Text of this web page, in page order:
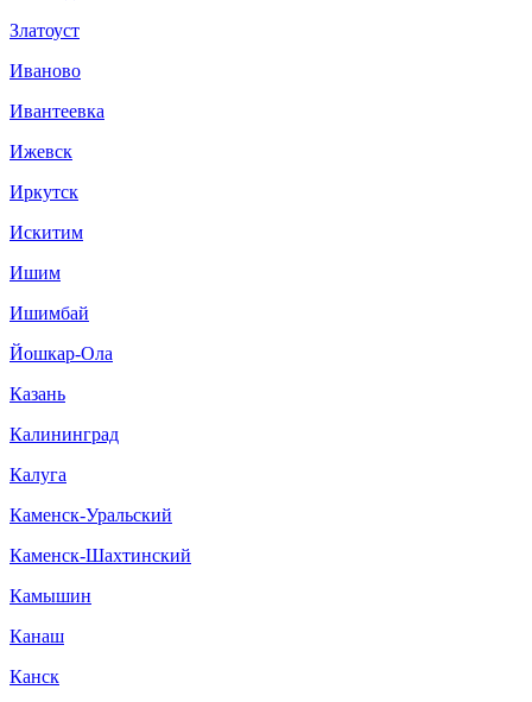
Златоуст
Иваново
Ивантеевка
Ижевск
Иркутск
Искитим
Ишим
Ишимбай
Йошкар-Ола
Казань
Калининград
Калуга
Каменск-Уральский
Каменск-Шахтинский
Камышин
Канаш
Канск